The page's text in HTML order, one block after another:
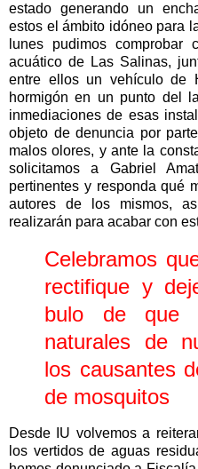
estado generando un
estos el ámbito idóneo para
lunes pudimos
acuático de Las Salinas,
entre ellos un vehículo de
hormigón en un punto del
inmediaciones de esas
objeto de denuncia por
malos olores, y ante la
solicitamos a Gabriel
pertinentes y responda qué
autores de los mismos,
realizarán para acabar con
Celebramos
rectifique y
bulo de que
naturales de
los causantes
de mosquitos
Desde IU volvemos a
los vertidos de aguas